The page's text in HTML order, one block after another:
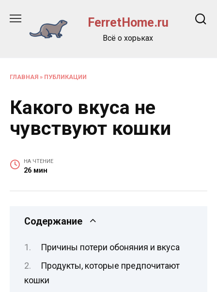
содержанию
FerretHome.ru
Всё о хорьках
ГЛАВНАЯ » ПУБЛИКАЦИИ
Какого вкуса не
чувствуют кошки
НА ЧТЕНИЕ
26 мин
Содержание
Причины потери обоняния и вкуса
Продукты, которые предпочитают
кошки